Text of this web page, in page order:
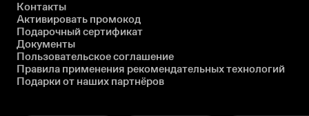
Контакты
Активировать промокод
Подарочный сертификат
Документы
Пользовательское соглашение
Правила применения рекомендательных технологий
Подарки от наших партнёров